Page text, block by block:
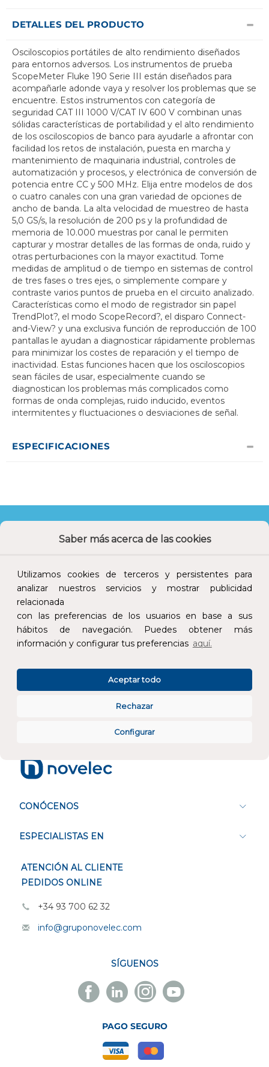
Saber más acerca de las cookies
Utilizamos cookies de terceros y persistentes para
analizar nuestros servicios y mostrar publicidad
relacionada
con las preferencias de los usuarios en base a sus
hábitos de navegación. Puedes obtener más
información y configurar tus preferencias aquí.
Configurar
Rechazar
Aceptar todo
DETALLES DEL PRODUCTO
Osciloscopios portátiles de alto rendimiento diseñados
para entornos adversos. Los instrumentos de prueba
ScopeMeter Fluke 190 Serie III están diseñados para
acompañarle adonde vaya y resolver los problemas que se
encuentre. Estos instrumentos con categoría de
seguridad CAT III 1000 V/CAT IV 600 V combinan unas
sólidas características de portabilidad y el alto rendimiento
de los osciloscopios de banco para ayudarle a afrontar con
facilidad los retos de instalación, puesta en marcha y
mantenimiento de maquinaria industrial, controles de
automatización y procesos, y electrónica de conversión de
potencia entre CC y 500 MHz. Elija entre modelos de dos
o cuatro canales con una gran variedad de opciones de
ancho de banda. La alta velocidad de muestreo de hasta
5,0 GS/s, la resolución de 200 ps y la profundidad de
memoria de 10.000 muestras por canal le permiten
capturar y mostrar detalles de las formas de onda, ruido y
otras perturbaciones con la mayor exactitud. Tome
medidas de amplitud o de tiempo en sistemas de control
de tres fases o tres ejes, o simplemente compare y
contraste varios puntos de prueba en el circuito analizado.
Características como el modo de registrador sin papel
TrendPlot?, el modo ScopeRecord?, el disparo Connect-
and-View? y una exclusiva función de reproducción de 100
pantallas le ayudan a diagnosticar rápidamente problemas
para minimizar los costes de reparación y el tiempo de
inactividad. Estas funciones hacen que los osciloscopios
sean fáciles de usar, especialmente cuando se
diagnostican los problemas más complicados como
formas de onda complejas, ruido inducido, eventos
intermitentes y fluctuaciones o desviaciones de señal.
ESPECIFICACIONES
Calidad y precio Descuentos
Devoluciones Pago seguro
CONÓCENOS
ESPECIALISTAS EN
ATENCIÓN AL CLIENTE
PEDIDOS ONLINE
+34 93 700 62 32
info@gruponovelec.com
SÍGUENOS
Facebook
Novelec
Linkedin
Novelec
Instagram
Novelec
Youtube
Novelec
PAGO SEGURO